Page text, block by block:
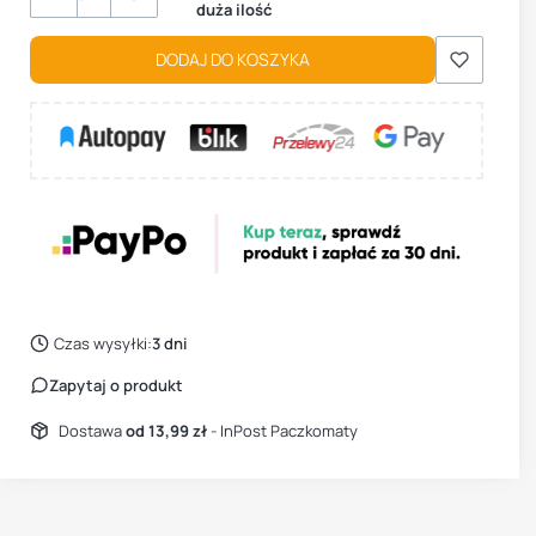
duża ilość
DODAJ DO KOSZYKA
Czas wysyłki:3 dni
Zapytaj o produkt
Dostawaod 13,99 zł- InPost Paczkomaty